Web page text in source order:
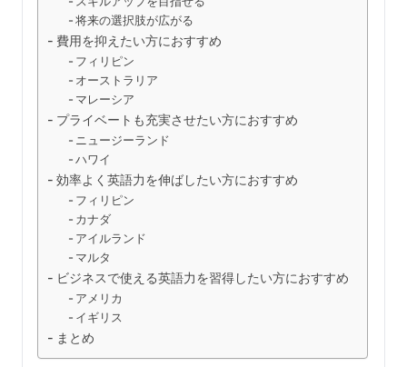
将来の選択肢が広がる
費用を抑えたい方におすすめ
フィリピン
オーストラリア
マレーシア
プライベートも充実させたい方におすすめ
ニュージーランド
ハワイ
効率よく英語力を伸ばしたい方におすすめ
フィリピン
カナダ
アイルランド
マルタ
ビジネスで使える英語力を習得したい方におすすめ
アメリカ
イギリス
まとめ